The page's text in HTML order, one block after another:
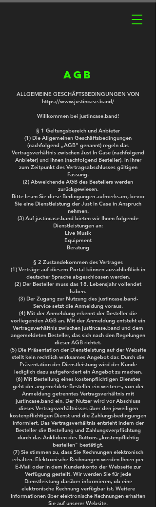
AGB
ALLGEMEINE GESCHÄFTSBEDINGUNGEN VON
https://www.justincase.band/
Willkommen bei justincase.band!
§ 1 Geltungsbereich und Anbieter
(1) Die Allgemeinen Geschäftsbedingungen
(nachfolgend „AGB" genannt) regeln das
Vertragsverhältnis zwischen Just In Case (nachfolgend
Anbieter) und Ihnen (nachfolgend Besteller), in ihrer
zum Zeitpunkt des Vertragsabschlusses gültigen
Fassung.
(2) Abweichende AGB des Bestellers werden
zurückgewiesen.
Bitte lesen Sie diese Bedingungen aufmerksam, bevor
Sie eine Dienstleistung der Just In Case in Anspruch
nehmen.
(3) Auf justincase.band bieten wir Ihnen folgende
Dienstleistungen an:
Live Musik
Equipment
Beratung
§ 2 Zustandekommen des Vertrages
(1) Verträge auf diesem Portal können ausschließlich in
deutscher Sprache abgeschlossen werden.
(2) Der Besteller muss das 18. Lebensjahr vollendet
haben.
(3) Der Zugang zur Nutzung des justincase.band-
Service setzt die Anmeldung voraus.
(4) Mit der Anmeldung erkennt der Besteller die
vorliegenden AGB an. Mit der Anmeldung entsteht ein
Vertragsverhältnis zwischen justincase.band und dem
angemeldeten Besteller, das sich nach den Regelungen
dieser AGB richtet.
(5) Die Präsentation der Dienstleistung auf der Website
stellt kein rechtlich wirksames Angebot dar. Durch die
Präsentation der Dienstleistung wird der Kunde
lediglich dazu aufgefordert ein Angebot zu machen.
(6) Mit Bestellung eines kostenpflichtigen Dienstes
geht der angemeldete Besteller ein weiteres, von der
Anmeldung getrenntes Vertragsverhältnis mit
justincase.band ein. Der Nutzer wird vor Abschluss
dieses Vertragsverhältnisses über den jeweiligen
kostenpflichtigen Dienst und die Zahlungsbedingungen
informiert. Das Vertragsverhältnis entsteht indem der
Besteller die Bestellung und Zahlungsverpflichtung
durch das Anklicken des Buttons „kostenpflichtig
bestellen" bestätigt.
(7) Sie stimmen zu, dass Sie Rechnungen elektronisch
erhalten. Elektronische Rechnungen werden Ihnen per
E-Mail oder in dem Kundenkonto der Webseite zur
Verfügung gestellt. Wir werden Sie für jede
Dienstleistung darüber informieren, ob eine
elektronische Rechnung verfügbar ist. Weitere
Informationen über elektronische Rechnungen erhalten
Sie auf unserer Website.